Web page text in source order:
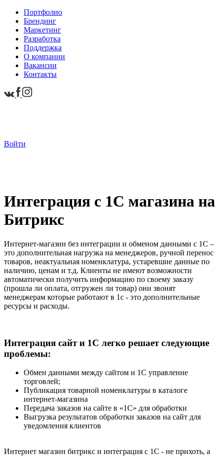
Портфолио
Брендинг
Маркетинг
Разработка
Поддержка
О компании
Вакансии
Контакты
Войти
Интеграция с 1С магазина на
Битрикс
Интернет-магазин без интеграции и обменом данными с 1С –
это дополнительная нагрузка на менеджеров, ручной перенос
товаров, неактуальная номенклатура, устаревшие данные по
наличию, ценам и т.д. Клиенты не имеют возможности
автоматически получить информацию по своему заказу
(прошла ли оплата, отгружен ли товар) они звонят
менеджерам которые работают в 1с - это дополнительные
ресурсы и расходы.
Интеграция сайт и 1С легко решает следующие
проблемы:
Обмен данными между сайтом и 1С управление
торговлей;
Публикация товарной номенклатуры в каталоге
интернет-магазина
Передача заказов на сайте в «1С» для обработки
Выгрузка результатов обработки заказов на сайт для
уведомления клиентов
Интернет магазин битрикс и интеграция с 1С - не прихоть, а